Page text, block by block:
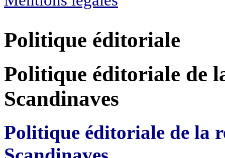
Politique éditoriale
Politique éditoriale de
Scandinaves
Politique éditoriale de la